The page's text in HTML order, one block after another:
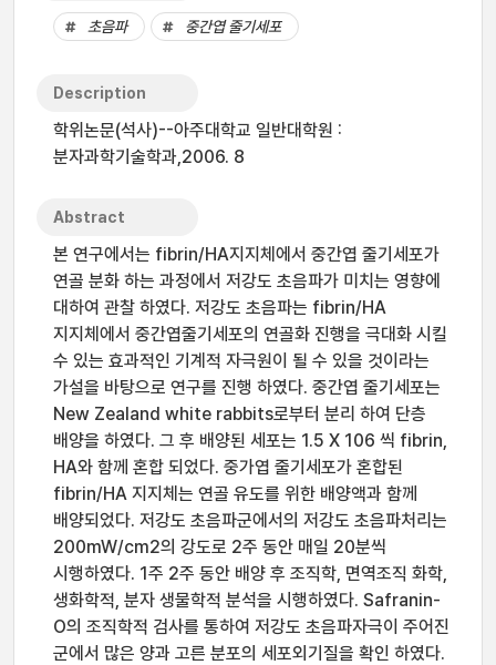
초음파 중간엽 줄기세포
Description
학위논문(석사)--아주대학교 일반대학원 :
분자과학기술학과,2006. 8
Abstract
본 연구에서는 fibrin/HA지지체에서 중간엽 줄기세포가
연골 분화 하는 과정에서 저강도 초음파가 미치는 영향에
대하여 관찰 하였다. 저강도 초음파는 fibrin/HA
지지체에서 중간엽줄기세포의 연골화 진행을 극대화 시킬
수 있는 효과적인 기계적 자극원이 될 수 있을 것이라는
가설을 바탕으로 연구를 진행 하였다. 중간엽 줄기세포는
New Zealand white rabbits로부터 분리 하여 단층
배양을 하였다. 그 후 배양된 세포는 1.5 X 106 씩 fibrin,
HA와 함께 혼합 되었다. 중가엽 줄기세포가 혼합된
fibrin/HA 지지체는 연골 유도를 위한 배양액과 함께
배양되었다. 저강도 초음파군에서의 저강도 초음파처리는
200mW/cm2의 강도로 2주 동안 매일 20분씩
시행하였다. 1주 2주 동안 배양 후 조직학, 면역조직 화학,
생화학적, 분자 생물학적 분석을 시행하였다. Safranin-
O의 조직학적 검사를 통하여 저강도 초음파자극이 주어진
군에서 많은 양과 고른 분포의 세포외기질을 확인 하였다.